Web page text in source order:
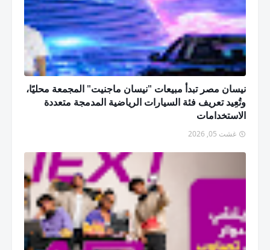
نيسان مصر تبدأ مبيعات "نيسان ماجنيت" المجمعة محليًا،
وتُعِيد تعريف فئة السيارات الرياضية المدمجة متعددة
الاستخدامات
غشت 05, 2026